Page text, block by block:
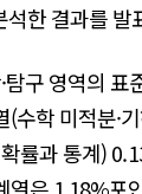
한 결과를 발
탐구 영역의
수학 미적분·
률과 통계)
열은 1.18%포